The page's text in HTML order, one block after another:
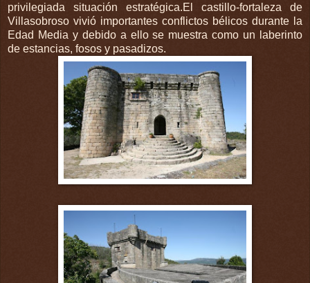
privilegiada situación estratégica.El castillo-fortaleza de
Villasobroso vivió importantes conflictos bélicos durante la
Edad Media y debido a ello se muestra como un laberinto
de estancias, fosos y pasadizos.